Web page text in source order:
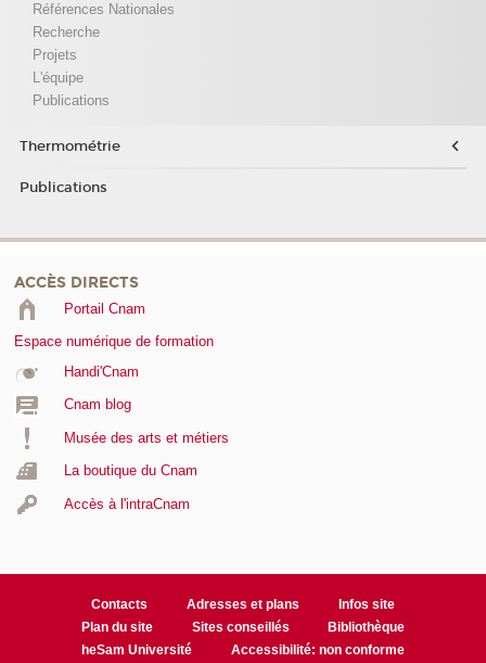
Références Nationales
Recherche
Projets
L'équipe
Publications
Thermométrie
Publications
ACCÈS DIRECTS
Portail Cnam
Espace numérique de formation
Handi'Cnam
Cnam blog
Musée des arts et métiers
La boutique du Cnam
Accès à l'intraCnam
Contacts Adresses et plans
Infos site
Plan du site
Sites conseillés
Bibliothèque
heSam Université
Accessibilité: non conforme